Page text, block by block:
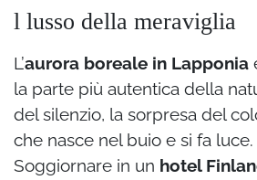
l lusso della meraviglia
L’aurora boreale in Lapponia
la parte più autentica della
del silenzio, la sorpresa del
che nasce nel buio e si fa luce.
Soggiornare in un hotel